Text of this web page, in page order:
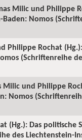
Milic und Philippe
Baden: Nomos
Philippe Rochat
(Schriftenreihe
Milic und Philippe
Nomos
(Hg.): Das politische
des Liechtenstein-